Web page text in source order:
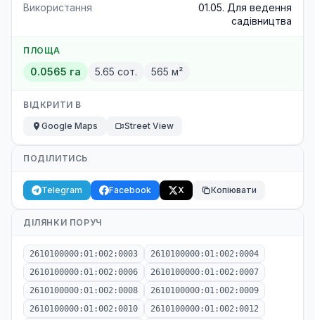
Використання
01.05. Для ведення
садівництва
ПЛОЩА
0.0565 га 5.65 сот. 565 м²
ВІДКРИТИ В
Google Maps
Street View
ПОДІЛИТИСЬ
Telegram Facebook X Копіювати
ДІЛЯНКИ ПОРУЧ
2610100000:01:002:0003
2610100000:01:002:0004
2610100000:01:002:0006
2610100000:01:002:0007
2610100000:01:002:0008
2610100000:01:002:0009
2610100000:01:002:0010
2610100000:01:002:0012